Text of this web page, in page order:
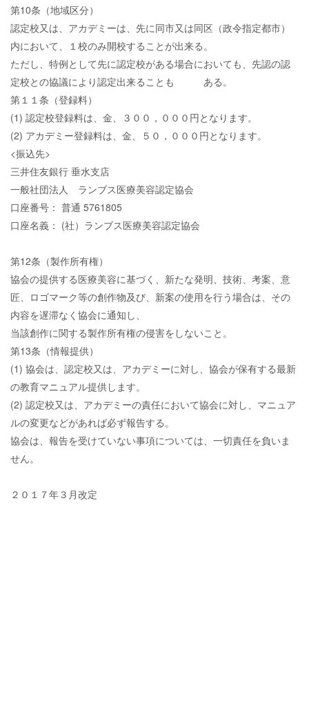
第10条（地域区分）
認定校又は、アカデミーは、先に同市又は同区（政令指定都市）
内において、１校のみ開校することが出来る。
ただし、特例として先に認定校がある場合においても、先認の認
定校との協議により認定出来ることも ある。
第１１条（登録料）
(1) 認定校登録料は、金、３００，０００円となります。
(2) アカデミー登録料は、金、５０，０００円となります。
<振込先>
三井住友銀行 垂水支店
一般社団法人 ランブス医療美容認定協会
口座番号： 普通 5761805
口座名義： (社）ランブス医療美容認定協会
第12条（製作所有権）
協会の提供する医療美容に基づく、新たな発明、技術、考案、意
匠、ロゴマーク等の創作物及び、新案の使用を行う場合は、その
内容を遅滞なく協会に通知し、
当該創作に関する製作所有権の侵害をしないこと。
第13条（情報提供）
(1) 協会は、認定校又は、アカデミーに対し、協会が保有する最新
の教育マニュアル提供します。
(2) 認定校又は、アカデミーの責任において協会に対し、マニュア
ルの変更などがあれば必ず報告する。
協会は、報告を受けていない事項については、一切責任を負いま
せん。
２０１７年３月改定